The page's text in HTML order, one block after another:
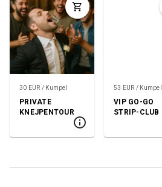
30 EUR / Kumpel
PRIVATE
KNEJPENTOUR
53 EUR / Kumpel
VIP GO-GO
STRIP-CLUB